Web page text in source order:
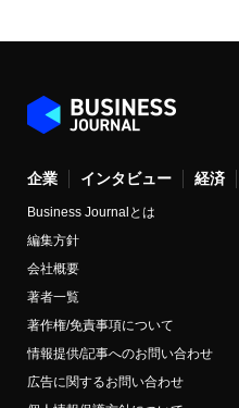
企業 インタビュー 経済
Business Journalとは
編集方針
会社概要
著者一覧
著作権/免責事項について
情報提供/記事へのお問い合わせ
広告に関するお問い合わせ